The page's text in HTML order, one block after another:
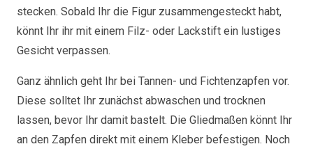
stecken. Sobald Ihr die Figur zusammengesteckt habt,
könnt Ihr ihr mit einem Filz- oder Lackstift ein lustiges
Gesicht verpassen.
Ganz ähnlich geht Ihr bei Tannen- und Fichtenzapfen vor.
Diese solltet Ihr zunächst abwaschen und trocknen
lassen, bevor Ihr damit bastelt. Die Gliedmaßen könnt Ihr
an den Zapfen direkt mit einem Kleber befestigen. Noch